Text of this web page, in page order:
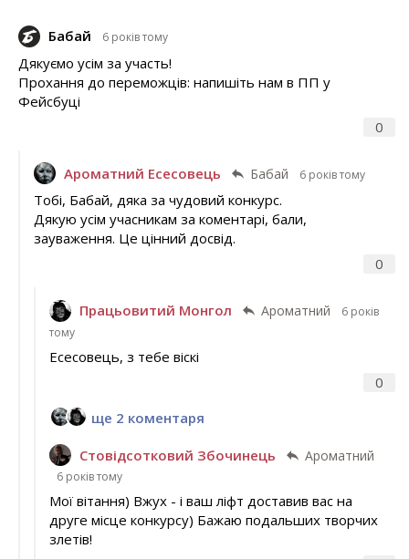
Бабай 6 років тому
0
Дякуємо усім за участь!
Прохання до переможців: напишіть нам в ПП у
Фейсбуці
Ароматний Есесовець Бабай 6 років тому
0
Тобі, Бабай, дяка за чудовий конкурс.
Дякую усім учасникам за коментарі, бали,
зауваження. Це цінний досвід.
Працьовитий Монгол Ароматний
6 років
тому
0
Есесовець, з тебе віскі
ще 2 коментаря
Стовідсотковий Збочинець Ароматний
6 років тому
Мої вітання) Вжух - і ваш ліфт доставив вас на
друге місце конкурсу) Бажаю подальших творчих
злетів!